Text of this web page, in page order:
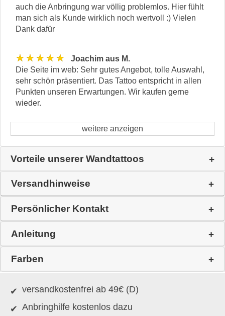
auch die Anbringung war völlig problemlos. Hier fühlt
man sich als Kunde wirklich noch wertvoll :) Vielen
Dank dafür
★★★★★
Joachim aus M.
Die Seite im web: Sehr gutes Angebot, tolle Auswahl,
sehr schön präsentiert. Das Tattoo entspricht in allen
Punkten unseren Erwartungen. Wir kaufen gerne
wieder.
weitere anzeigen
Vorteile unserer Wandtattoos
Versandhinweise
Persönlicher Kontakt
Anleitung
Farben
versandkostenfrei ab 49€ (D)
Anbringhilfe kostenlos dazu